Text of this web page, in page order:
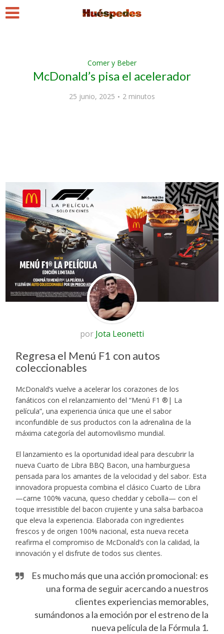
Comer y Beber
McDonald’s pisa el acelerador
25 junio, 2025 2 minutos
por Jota Leonetti
Regresa el Menú F1 con autos
coleccionables
McDonald’s vuelve a acelerar los corazones de los
fanáticos con el relanzamiento del “Menú F1 ®| La
película”, una experiencia única que une el sabor
inconfundible de sus productos con la adrenalina de la
máxima categoría del automovilismo mundial.
El lanzamiento es la oportunidad ideal para descubrir la
nueva Cuarto de Libra BBQ Bacon, una hamburguesa
pensada para los amantes de la velocidad y del sabor. Esta
innovadora propuesta combina el clásico Cuarto de Libra
—carne 100% vacuna, queso cheddar y cebolla— con el
toque irresistible del bacon crujiente y una salsa barbacoa
que eleva la experiencia. Elaborada con ingredientes
frescos y de origen 100% nacional, esta nueva receta
reafirma el compromiso de McDonald’s con la calidad, la
innovación y el disfrute de todos sus clientes.
Es mucho más que una acción promocional: es
una forma de seguir acercando a nuestros
clientes experiencias memorables,
sumándonos a la emoción por el estreno de la
nueva película de la Fórmula 1.